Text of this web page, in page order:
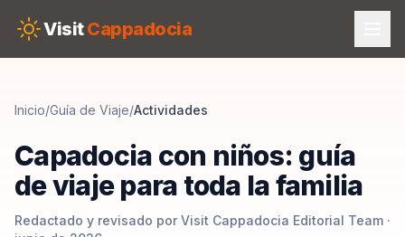
VisitCappadocia
Inicio/Guía de Viaje/Actividades
Capadocia con niños: guía
de viaje para toda la familia
Redactado y revisado por Visit Cappadocia Editorial Team ·